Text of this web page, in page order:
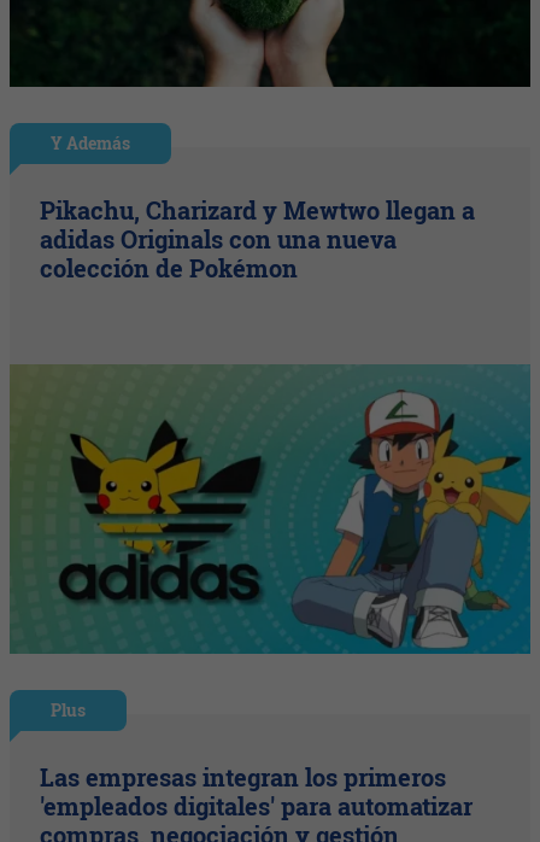
Y Además
Pikachu, Charizard y Mewtwo llegan a
adidas Originals con una nueva
colección de Pokémon
Plus
Las empresas integran los primeros
'empleados digitales' para automatizar
compras, negociación y gestión